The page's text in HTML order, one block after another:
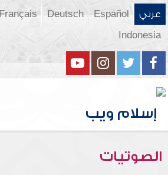
عربي Español
Deutsch
Français
Indonesia
الصوتيات